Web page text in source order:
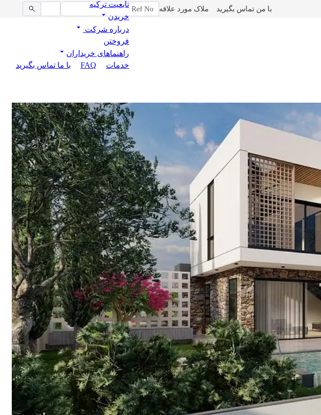
با من تماس بگیرید ملاک مورد علاقه
تابعیت ترکیه
خریدن
درباره شرکت
فروختن
راهنماهای خریداران
خدمات
FAQ با ما تماس بگیرید